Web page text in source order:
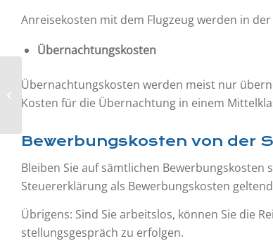
Anreisekosten mit dem Flugzeug werden in
Übernachtungskosten
Übernachtungskosten werden meist nur
Kosten für die Übernachtung in einem
Bewerbungskosten von der
Bleiben Sie auf sämtlichen
Steuererklärung als Bewerbungs­kosten
Übrigens: Sind Sie arbeitslos, können Sie die
stellungs­gespräch zu erfolgen.
Urlaub und kein Ende